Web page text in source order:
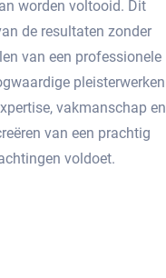
worden voltooid.​ Dit
de resultaten zonder
van een professionele
pleisterwerken
vakmanschap en
van een prachtig
voldoet.​